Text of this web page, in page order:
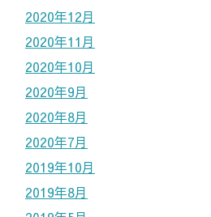
2020年12月
2020年11月
2020年10月
2020年9月
2020年8月
2020年7月
2019年10月
2019年8月